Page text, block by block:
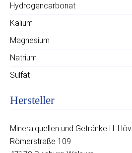
Hydrogencarbonat
Kalium
Magnesium
Natrium
Sulfat
Hersteller
Mineralquellen und Getränke H.
Römerstraße 109